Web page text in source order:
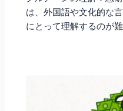
は、外国語や文化的な
にとって理解するのが